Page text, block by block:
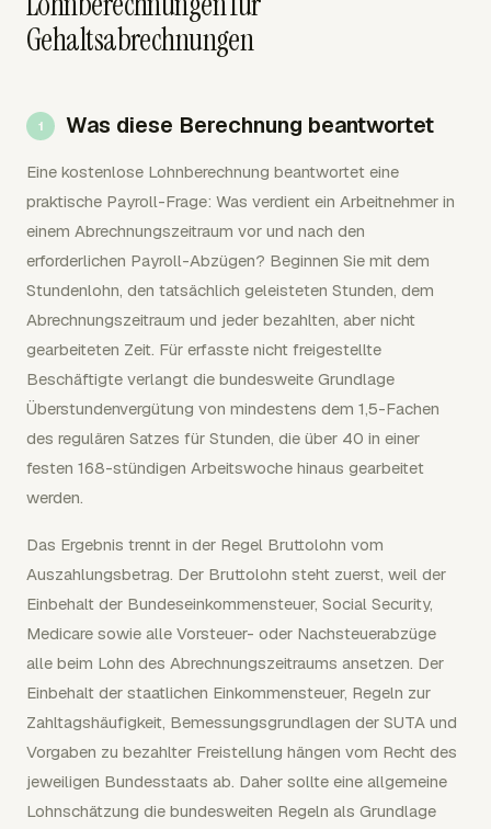
Gehaltsabrechnungen
Was diese Berechnung beantwortet
Eine kostenlose Lohnberechnung beantwortet eine
praktische Payroll-Frage: Was verdient ein Arbeitnehmer in
einem Abrechnungszeitraum vor und nach den
erforderlichen Payroll-Abzügen? Beginnen Sie mit dem
Stundenlohn, den tatsächlich geleisteten Stunden, dem
Abrechnungszeitraum und jeder bezahlten, aber nicht
gearbeiteten Zeit. Für erfasste nicht freigestellte
Beschäftigte verlangt die bundesweite Grundlage
Überstundenvergütung von mindestens dem 1,5-Fachen
des regulären Satzes für Stunden, die über 40 in einer
festen 168-stündigen Arbeitswoche hinaus gearbeitet
werden.
Das Ergebnis trennt in der Regel Bruttolohn vom
Auszahlungsbetrag. Der Bruttolohn steht zuerst, weil der
Einbehalt der Bundeseinkommensteuer, Social Security,
Medicare sowie alle Vorsteuer- oder Nachsteuerabzüge
alle beim Lohn des Abrechnungszeitraums ansetzen. Der
Einbehalt der staatlichen Einkommensteuer, Regeln zur
Zahltagshäufigkeit, Bemessungsgrundlagen der SUTA und
Vorgaben zu bezahlter Freistellung hängen vom Recht des
jeweiligen Bundesstaats ab. Daher sollte eine allgemeine
Lohnschätzung die bundesweiten Regeln als Grundlage